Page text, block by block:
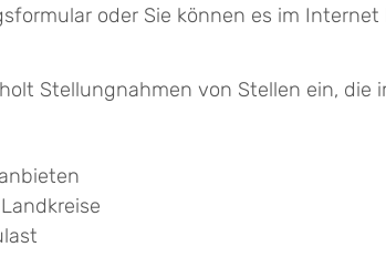
oder Sie können es im Internet
Stellungnahmen von Stellen ein, die